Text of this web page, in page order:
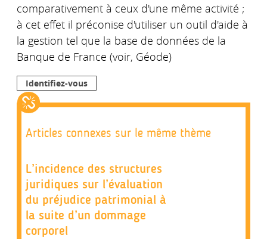
comparativement à ceux d'une même activité ;
à cet effet il préconise d'utiliser un outil d'aide à
la gestion tel que la base de données de la
Banque de France (voir, Géode)
Identifiez-vous
Articles connexes sur le même thème
L’incidence des structures
juridiques sur l’évaluation
du préjudice patrimonial à
la suite d’un dommage
corporel